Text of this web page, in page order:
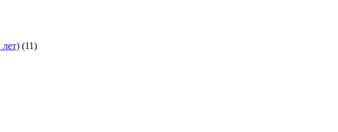
лет) (11)